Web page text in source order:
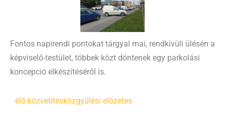
Fontos napirendi pontokat tárgyal mai, rendkívüli ülésén a
képviselő-testület, többek közt döntenek egy parkolási
koncepció elkészítéséről is.
élő közvetítésközgyűlési előzetes